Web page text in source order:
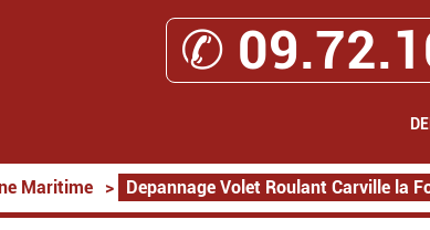
✆
Maritime > Depannage Volet Roulant Carville la